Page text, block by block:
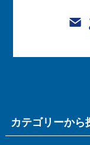
カテゴリーから